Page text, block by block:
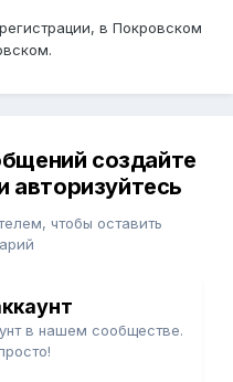
в Покровском
создайте
авторизуйтесь
чтобы оставить
в нашем сообществе.